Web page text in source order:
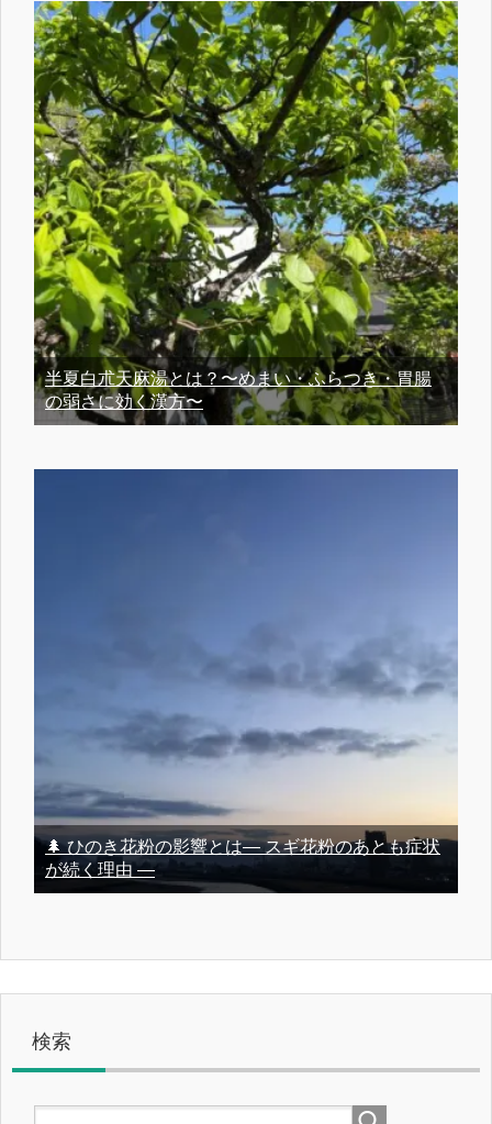
半夏白朮天麻湯とは？〜めまい・ふらつき・胃腸
の弱さに効く漢方〜
🌲 ひのき花粉の影響とは― スギ花粉のあとも症状
が続く理由 ―
検索